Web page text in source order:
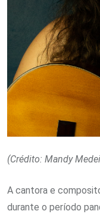
(Crédito: Mandy
A cantora e
durante o período